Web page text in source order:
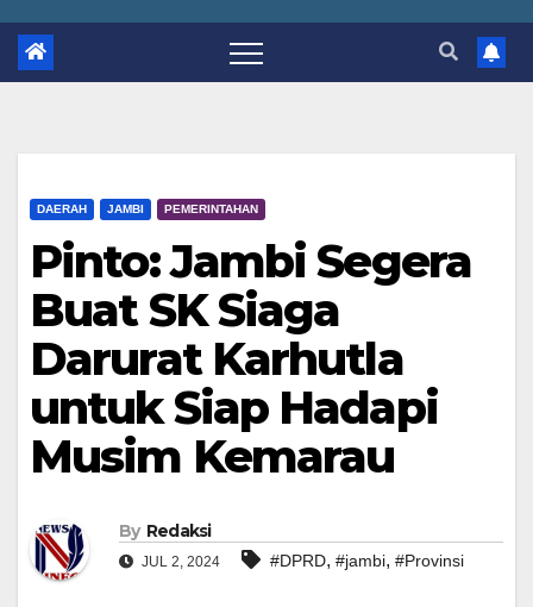
DAERAH JAMBI PEMERINTAHAN
Pinto: Jambi Segera
Buat SK Siaga
Darurat Karhutla
untuk Siap Hadapi
Musim Kemarau
By Redaksi
JUL 2, 2024 #DPRD, #jambi, #Provinsi